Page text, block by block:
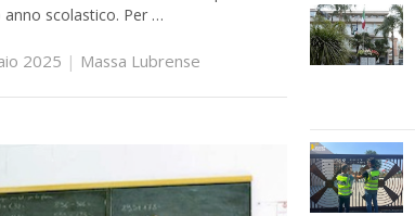
scolastico. Per …
2025 | Massa Lubrense